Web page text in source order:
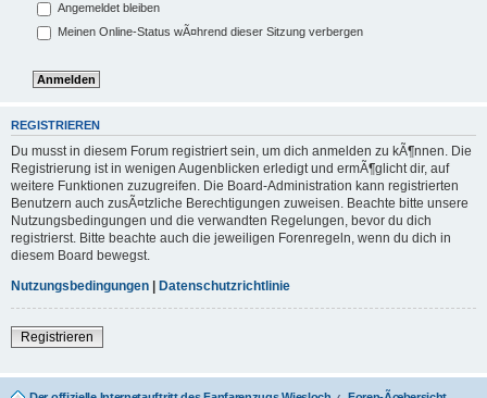
Angemeldet bleiben
Meinen Online-Status wÃ¤hrend dieser Sitzung verbergen
REGISTRIEREN
Du musst in diesem Forum registriert sein, um dich anmelden zu kÃ¶nnen. Die
Registrierung ist in wenigen Augenblicken erledigt und ermÃ¶glicht dir, auf
weitere Funktionen zuzugreifen. Die Board-Administration kann registrierten
Benutzern auch zusÃ¤tzliche Berechtigungen zuweisen. Beachte bitte unsere
Nutzungsbedingungen und die verwandten Regelungen, bevor du dich
registrierst. Bitte beachte auch die jeweiligen Forenregeln, wenn du dich in
diesem Board bewegst.
Nutzungsbedingungen | Datenschutzrichtlinie
Registrieren